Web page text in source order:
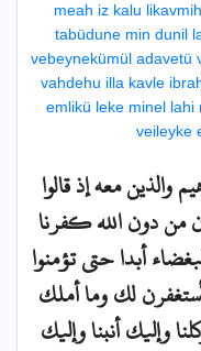
meah iz kalu
tabüdune min dunil
vebeynekümül adavetü
vahdehu illa kavle
emlikü leke minel lahi
veileyke
معه إذ قالوا
من دون الله كفرنا
أبدا حتى تؤمنوا
لك وما أملك
وإليك أنبنا وإليك